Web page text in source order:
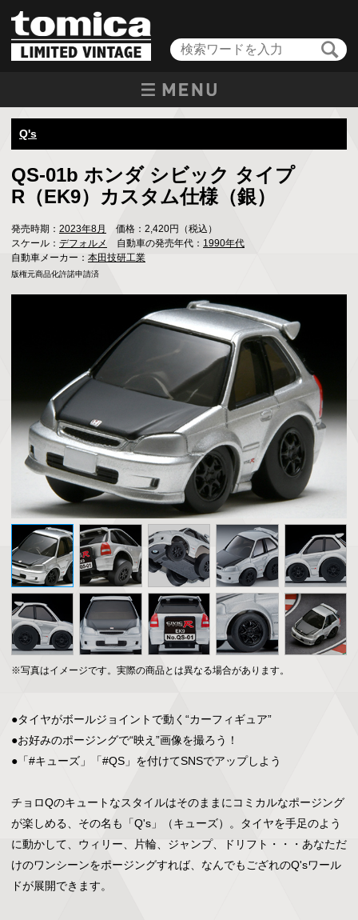
Q's
QS-01b ホンダ シビック タイプ
R（EK9）カスタム仕様（銀）
発売時期： 2023年8月
価格：2,420円（税込）
スケール： デフォルメ 自動車の発売年代： 1990年代
自動車メーカー： 本田技研工業
版権元商品化許諾申請済
※写真はイメージです。実際の商品とは異なる場合があります。
●タイヤがボールジョイントで動く“カーフィギュア”
●お好みのポージングで“映え”画像を撮ろう！
●「#キューズ」「#QS」を付けてSNSでアップしよう
チョロQのキュートなスタイルはそのままにコミカルなポージング
が楽しめる、その名も「Q's」（キューズ）。タイヤを手足のよう
に動かして、ウィリー、片輪、ジャンプ、ドリフト・・・あなただ
けのワンシーンをポージングすれば、なんでもござれのQ'sワール
ドが展開できます。